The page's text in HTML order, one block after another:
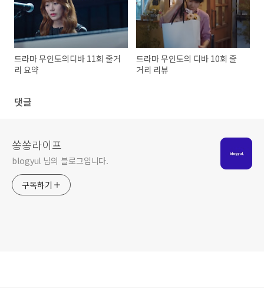
드라마 무인도의디바 11회 줄거
리 요약
드라마 무인도의 디바 10회 줄
거리 리뷰
댓글
쏭쏭라이프
blogyul 님의 블로그입니다.
구독하기